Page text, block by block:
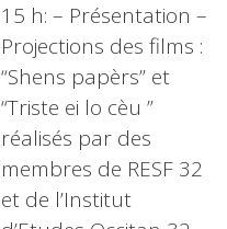
15 h: – Présentation –
Projections des films :
“Shens papèrs” et
“Triste ei lo cèu ”
réalisés par des
membres de RESF 32
et de l’Institut